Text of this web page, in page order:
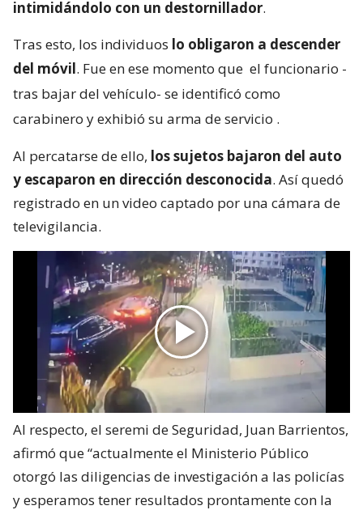
intimidándolo con un destornillador.
Tras esto, los individuos lo obligaron a descender
del móvil. Fue en ese momento que el funcionario -
tras bajar del vehículo- se identificó como
carabinero y exhibió su arma de servicio .
Al percatarse de ello, los sujetos bajaron del auto
y escaparon en dirección desconocida. Así quedó
registrado en un video captado por una cámara de
televigilancia.
Al respecto, el seremi de Seguridad, Juan Barrientos,
afirmó que “actualmente el Ministerio Público
otorgó las diligencias de investigación a las policías
y esperamos tener resultados prontamente con la